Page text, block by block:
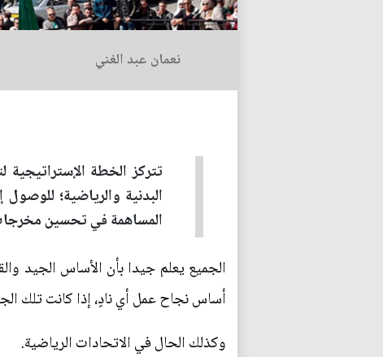
نعمان عبد الغني
تتركز الخطة
البدنية والرياضية؛
المساهمة في تحسين مخرجات
الجميع يعلم جيدا بأن الأساس الجيد
أساس نجاح عمل أي نادٍ، إذا كانت تلك
وكذلك الحال في الاتحادات الرياضية.